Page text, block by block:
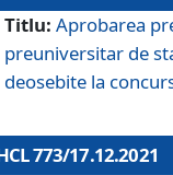
Titlu: Aprobarea
preuniversitar de
deosebite la
773/17.12.2021